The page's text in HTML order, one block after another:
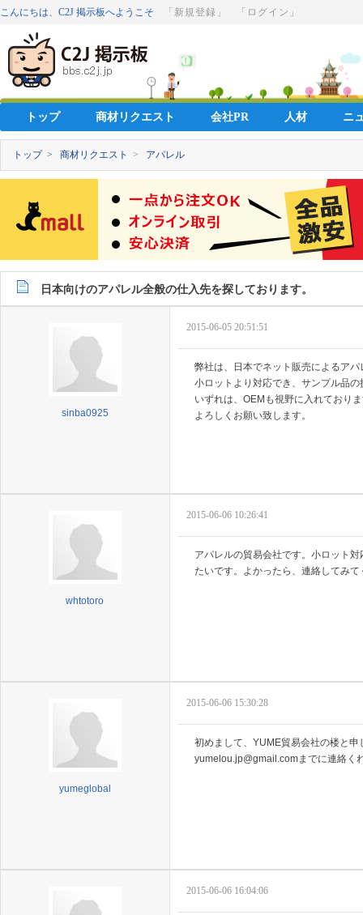
こんにちは、C2J 掲示板へようこそ 「新規登録」 「ログイン」
トップ 商材リクエスト 会社PR 人材 ニ
トップ > 商材リクエスト > アパレル
日本向けのアパレル全般の仕入先を探しております。
sinba0925
2015-06-05 20:51:51
弊社は、日本でネット販売によるア
小ロットより対応でき、サンプル品
いずれは、OEMも視野に入れており
よろしくお願い致します。
whtotoro
2015-06-06 10:26:41
アパレルの貿易会社です。小ロット
たいです。よかったら、連絡してみ
yumeglobal
2015-06-06 15:30:28
初めまして、YUME貿易会社の楼と
yumelou.jp@gmail.comまでに連絡く
2015-06-06 16:04:06